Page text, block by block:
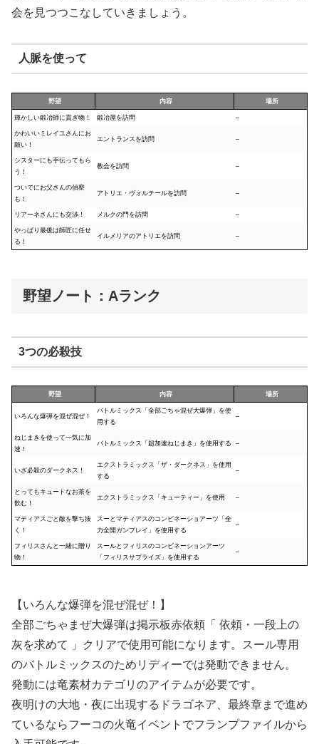
会を見つつこなしていきましょう。
人脈を使って
野望 内容 場所
輝かしい鍛冶師に貢ぎ物！ 鍛冶屋を訪問 –
かわいいミレイユさんにお
願い！
エントランスを訪問 –
シスターにも手伝ってもら
う！
教会を訪問 –
ついでにお父さんの偵察
も！
アトリエ・ヴォルテールを訪問 –
リアーネさんにも交渉！ メルクの門を訪問 –
やっぱり最後は師匠に任せ
る！
イルメリアのアトリエを訪問 –
野望ノート：Aランク
3つの必殺技
野望 内容 場所
いろんな爆弾を混ぜ混ぜ！
バトルミックス「全部ごちゃ混ぜ大爆弾」を使
用する
–
ねじまきを使って一気に加
速！
バトルミックス「超加速ねじまき」を使用する –
いざ必殺のダークネス！
エクストラミックス「ザ・ダークネス」を使用
する
–
とってもキュートなお茶を
飲む！
エクストラミックス「キューティー」を使用 –
マティアスごと敵を撃ち抜
く！
スーとマティアスのコンビネーショアーツ「全
力全開ガンプレイ」を使用する
–
フィリスさんと一緒に贈り
物！
スールとフィリスのコンビネーションアーツ
「フィリスサプライズ」を使用する
–
【いろんな爆弾を混ぜ混ぜ！】
全部ごちゃまぜ大爆弾は掲示板赤依頼「 依頼・一段上の
灰を求めて 」クリアで使用可能になります。スール専用
のバトルミックスのためリディーでは発動できません。
発動には竜素材カテゴリのアイテムが必要です。
夜明けの大地・夜に出現するドラゴネア、最終章まで進め
ているならフーコの火竜イベントでフランプファイルから